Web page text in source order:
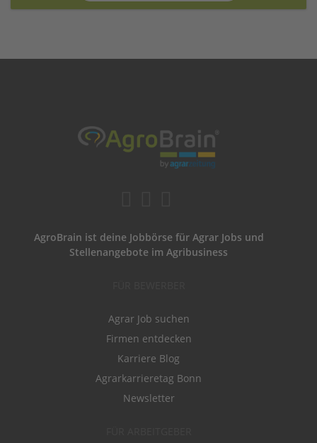
AgroBrain ist deine Jobbörse für Agrar Jobs und
Stellenangebote im Agribusiness
Agrar Job suchen
Firmen entdecken
Karriere Blog
Agrarkarrieretag Bonn
Newsletter